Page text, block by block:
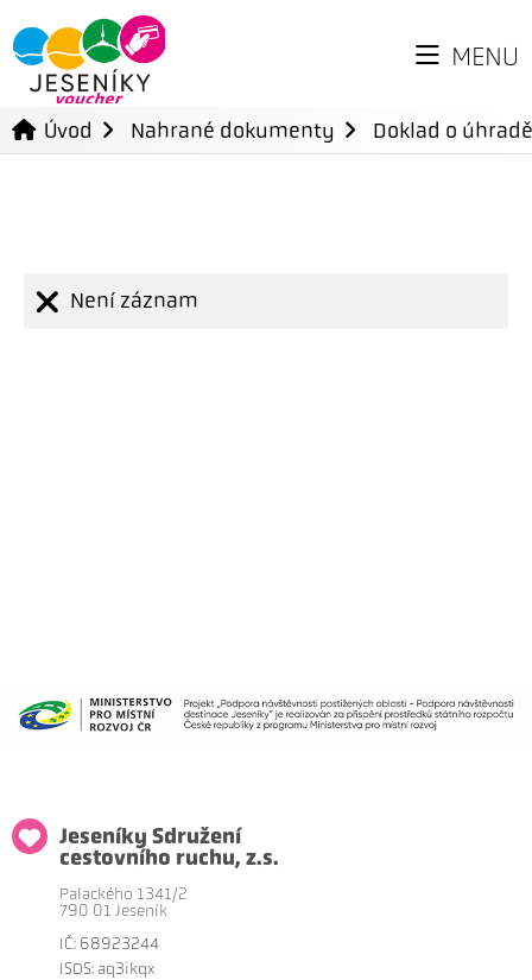
MENU
Úvod Nahrané dokumenty Doklad o
Není záznam
Jeseníky Sdružení
cestovního ruchu, z.s.
Palackého 1341/2
790 01 Jeseník
IČ: 68923244
ISDS: aq3ikqx